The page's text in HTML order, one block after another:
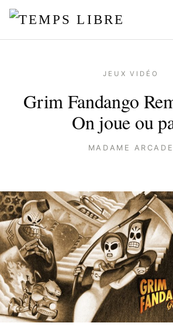
JEUX VIDÉO
Grim Fandango
On joue ou
MADAME ARCADE